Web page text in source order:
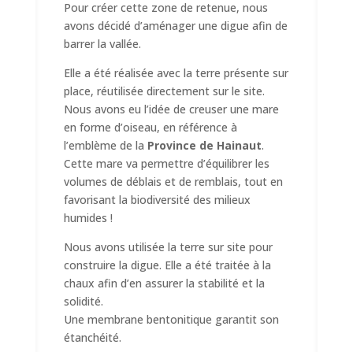
Pour créer cette zone de retenue, nous
avons décidé d’aménager une digue afin de
barrer la vallée.
Elle a été réalisée avec la terre présente sur
place, réutilisée directement sur le site.
Nous avons eu l’idée de creuser une mare
en forme d’oiseau, en référence à
l’emblème de la Province de Hainaut.
Cette mare va permettre d’équilibrer les
volumes de déblais et de remblais, tout en
favorisant la biodiversité des milieux
humides !
Nous avons utilisée la terre sur site pour
construire la digue. Elle a été traitée à la
chaux afin d’en assurer la stabilité et la
solidité.
Une membrane bentonitique garantit son
étanchéité.